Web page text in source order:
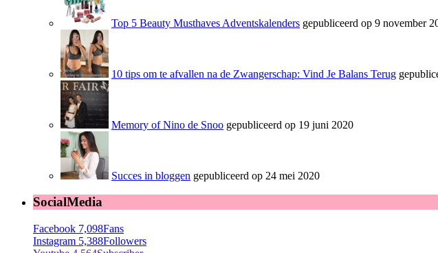
Top 5 Beauty Musthaves Adventskalenders gepubliceerd op 9 november
10 tips om te afvallen na de Zwangerschap: Vind Je Balans Terug
Memory of Nino de Snoo gepubliceerd op 19 juni 2020
Succes in bloggen gepubliceerd op 24 mei 2020
SocialMedia
Facebook 7,098Fans
Instagram 5,388Followers